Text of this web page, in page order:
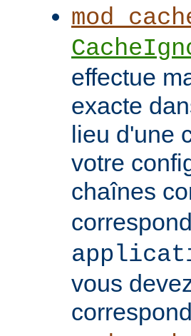
effectue
exacte
lieu d'une
votre
chaînes
vous